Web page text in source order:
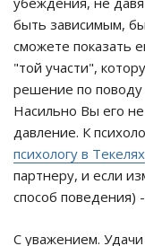
быть зависимым,
сможете показать
"той участи",
решение по поводу
Насильно Вы его
давление. К
психологу в Текелях
партнеру, и если
способ поведения)
С уважением.